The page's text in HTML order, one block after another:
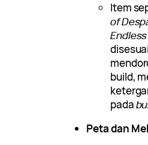
Item
of
build,
pada
Peta dan